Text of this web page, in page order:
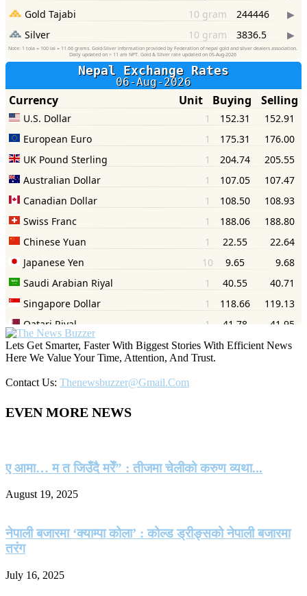
Lets Get Smarter, Faster With Biggest Stories With Efficient News
Here We Value Your Time, Attention, And Trust.
Contact Us: Thenewsbuzzer@gmail.com
EVEN MORE NEWS
ए आमा… म त जिउँदै मरेँ” : तीजमा चेलीको करुण व्यथा...
August 19, 2025
नेपाली बजारमा ‘क्याम्पा कोला’ : कोल्ड ड्रीङ्सको नेपाली बजारमा
तरंग
July 16, 2025